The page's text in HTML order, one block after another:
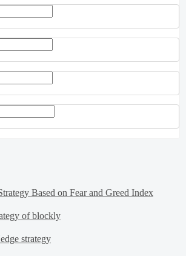
Based on Fear and Greed Index
of blockly
strategy